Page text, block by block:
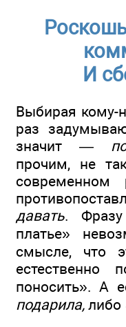
И
Выбирая кому-
раз
значит —
прочим, не
современном
давать.
платье»
смысле, что
естественно
поносить». А
подарила, либо